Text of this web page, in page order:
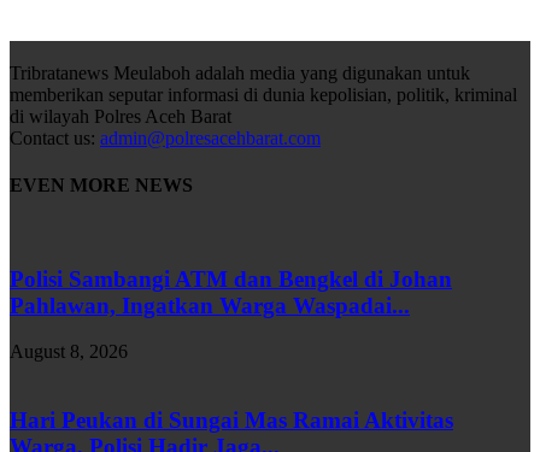
Tribratanews Meulaboh adalah media yang digunakan untuk
memberikan seputar informasi di dunia kepolisian, politik, kriminal
di wilayah Polres Aceh Barat
Contact us: admin@polresacehbarat.com
EVEN MORE NEWS
Polisi Sambangi ATM dan Bengkel di Johan
Pahlawan, Ingatkan Warga Waspadai...
August 8, 2026
Hari Peukan di Sungai Mas Ramai Aktivitas
Warga, Polisi Hadir Jaga...